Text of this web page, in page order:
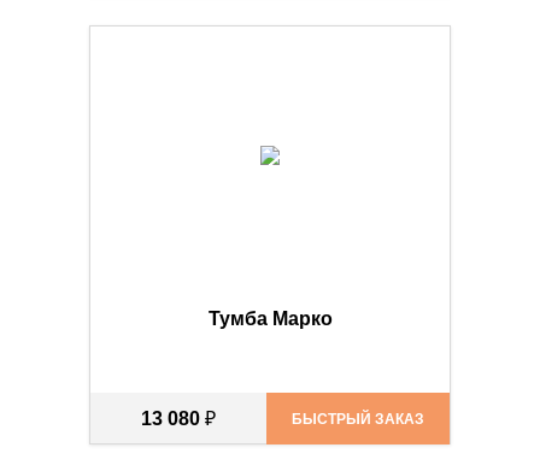
Тумба Марко
13 080 ₽ БЫСТРЫЙ ЗАКАЗ